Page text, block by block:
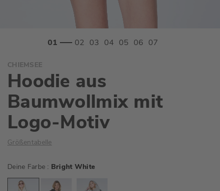
Anfang
der
Bildgalerie
springen
CHIEMSEE
Hoodie aus
Baumwollmix mit
Logo-Motiv
Größentabelle
Deine Farbe Bright White